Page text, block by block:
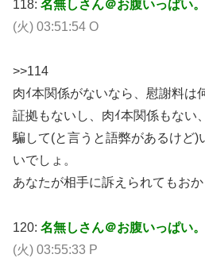
118: 名無しさん＠お腹いっぱい。
(火) 03:51:54 O
>>114
肉ｲ本関係がないなら、慰謝料は
証拠もないし、肉ｲ本関係もない
騙して(と言うと語弊があるけど)
いでしょ。
あなたが相手に訴えられてもお
120: 名無しさん＠お腹いっぱい。
(火) 03:55:33 P